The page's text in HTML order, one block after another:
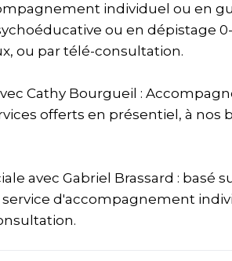
individuel ou en
ou en dépistage
ou par télé-consultation.
Cathy Bourgueil :
offerts en présentiel, à nos
avec Gabriel Brassard : basé
service d'accompagnement